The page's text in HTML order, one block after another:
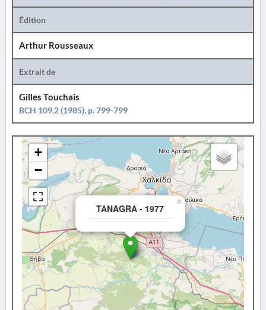
Édition
Arthur Rousseaux
Extrait de
Gilles Touchais
BCH 109.2 (1985), p. 799-799
TANAGRA - 1977
×
+
−